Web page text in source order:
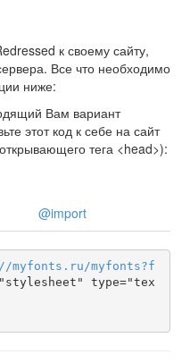
к своему сайту,
Все что необходимо
ниже:
Вам вариант
этот код к себе на сайт
тега <head>):
@import
myfonts . ru/myfonts?f
type="tex